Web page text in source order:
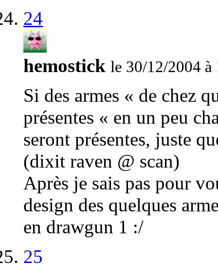
24
hemostick le 30/12/2004 à
Si des armes « de chez
présentes « en un peu
seront présentes, juste
(dixit raven @ scan)
Après je sais pas pour
design des quelques
en drawgun 1 :/
25